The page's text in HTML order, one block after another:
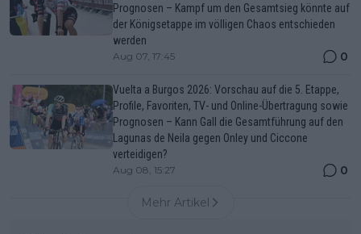
Prognosen – Kampf um den Gesamtsieg könnte auf
der Königsetappe im völligen Chaos entschieden
werden
Aug 07, 17:45 0
Vuelta a Burgos 2026: Vorschau auf die 5. Etappe,
Profile, Favoriten, TV- und Online-Übertragung sowie
Prognosen – Kann Gall die Gesamtführung auf den
Lagunas de Neila gegen Onley und Ciccone
verteidigen?
Aug 08, 15:27 0
Mehr Artikel